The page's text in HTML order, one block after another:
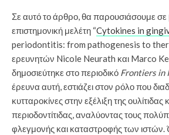
Σε αυτό το άρθρο, θα παρουσιάσουμε σε
επιστημονική μελέτη “Cytokines in
periodontitis: from pathogenesis to
ερευνητών Nicole Neurath και Marco
δημοσιεύτηκε στο περιοδικό Frontiers in
έρευνα αυτή, εστιάζει στον ρόλο που
κυτταροκίνες στην εξέλιξη της ουλίτιδας
περιοδοντίτιδας, αναλύοντας τους
φλεγμονής και καταστροφής των ιστών.